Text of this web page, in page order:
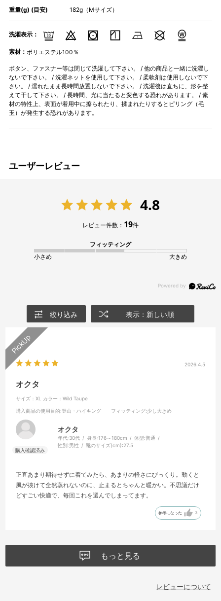
重量(g) (目安) 182g（Mサイズ）
洗濯表示：
素材： ポリエステル100％
ボタン、ファスナー等は閉じて洗濯して下さい。 / 他の商品と一緒に洗濯し
ないで下さい。 / 洗濯ネットを使用して下さい。 / 柔軟剤は使用しないで下
さい。 / 濡れたまま長時間放置しないで下さい。 / 洗濯後は直ちに、形を整
えて干して下さい。 / 長時間、光に当たると変色する恐れがあります。 / 素
材の特性上、表面が着用中に擦られたり、揉まれたりするとピリング（毛
玉）が発生する恐れがあります。
ユーザーレビュー
4.8
レビュー件数： 19件
フィッティング
小さめ
大きめ
絞り込み 表示：新しい順
2026.4.5
オクタ
サイズ：XL カラー：Wild Taupe
購入商品の使用目的:登山・ハイキング フィッティング:少し大きめ
オクタ
年代:30代 身長:176～180cm 体型:普通
性別:男性 靴のサイズ(cm):27.5
正直あまり期待せずに着てみたら、あまりの軽さにびっくり。動くと
風が抜けて全然蒸れないのに、止まるとちゃんと暖かい。不思議だけ
どすごい快適で、毎回これを選んでしまってます。
参考になった 3
もっと見る
レビューについて